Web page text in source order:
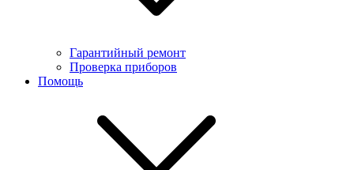
Гарантийный ремонт
Проверка приборов
Помощь